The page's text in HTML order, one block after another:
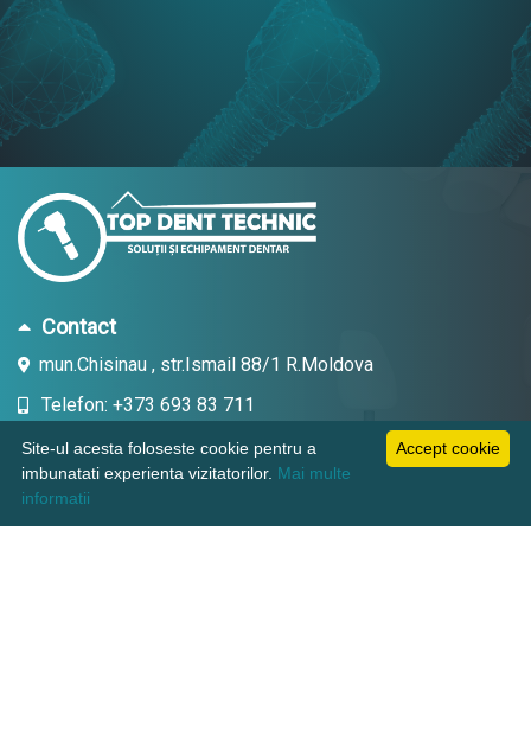
Contact
mun.Chisinau , str.Ismail 88/1 R.Moldova
Telefon: +373 693 83 711
Email: topdent.technic@gmail.com
Accept cookie
Site-ul acesta foloseste cookie pentru a
imbunatati experienta vizitatorilor. Mai multe
informatii